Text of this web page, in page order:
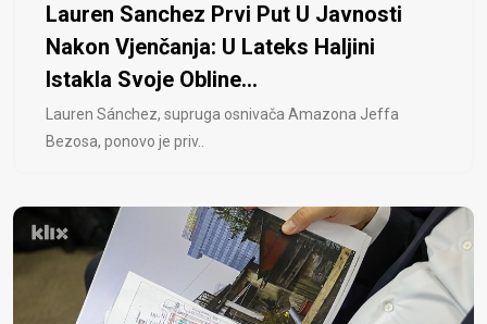
Lauren Sanchez Prvi Put U Javnosti
Nakon Vjenčanja: U Lateks Haljini
Istakla Svoje Obline...
Lauren Sánchez, supruga osnivača Amazona Jeffa
Bezosa, ponovo je priv..